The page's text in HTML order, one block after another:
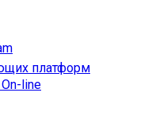
платформ
line